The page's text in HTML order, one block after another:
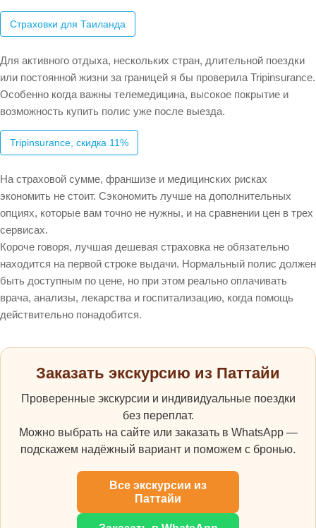
Страховки для Таиланда
Для активного отдыха, нескольких стран, длительной поездки
или постоянной жизни за границей я бы проверила Tripinsurance.
Особенно когда важны телемедицина, высокое покрытие и
возможность купить полис уже после выезда.
Tripinsurance, скидка 11%
На страховой сумме, франшизе и медицинских рисках
экономить не стоит. Сэкономить лучше на дополнительных
опциях, которые вам точно не нужны, и на сравнении цен в трех
сервисах.
Короче говоря, лучшая дешевая страховка не обязательно
находится на первой строке выдачи. Нормальный полис должен
быть доступным по цене, но при этом реально оплачивать
врача, анализы, лекарства и госпитализацию, когда помощь
действительно понадобится.
Заказать экскурсию из Паттайи
Проверенные экскурсии и индивидуальные поездки
без переплат.
Можно выбрать на сайте или заказать в WhatsApp —
подскажем надёжный вариант и поможем с бронью.
Все экскурсии из
Паттайи